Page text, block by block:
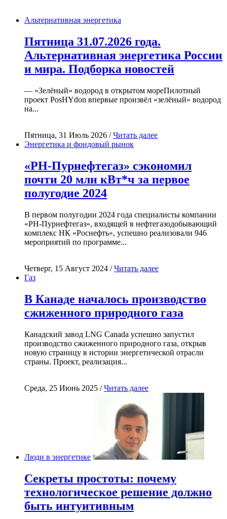
Альтернативная энергетика
Пятница 31.07.2026 года.
Альтернативная энергетика России
и мира. Подборка новостей
— «Зелёный» водород в открытом мореПилотный
проект PosHYdon впервые произвёл «зелёный» водород
на...
Пятница, 31 Июль 2026 /Читать далее
Энергетика и фондовый рынок
«РН-Пурнефтегаз» сэкономил
почти 20 млн кВт*ч за первое
полугодие 2024
В первом полугодии 2024 года специалисты компании
«РН-Пурнефтегаз», входящей в нефтегазодобывающий
комплекс НК «Роснефть», успешно реализовали 946
мероприятий по программе...
Четверг, 15 Август 2024 /Читать далее
Газ
В Канаде началось производство
сжиженного природного газа
Канадский завод LNG Canada успешно запустил
производство сжиженного природного газа, открыв
новую страницу в истории энергетической отрасли
страны. Проект, реализация...
Среда, 25 Июнь 2025 /Читать далее
Люди в энергетике
Секреты простоты: почему
технологическое решение должно
быть интуитивным